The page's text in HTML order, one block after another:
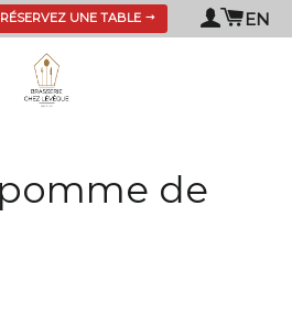
RÉSERVEZ UNE TABLE
Se EN
de